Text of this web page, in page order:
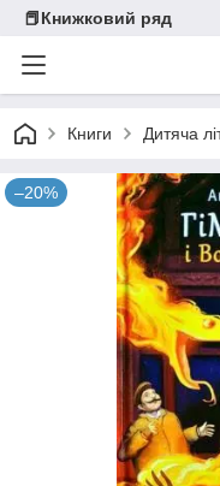
📕Книжковий ряд
Книги Дитяча
–20%